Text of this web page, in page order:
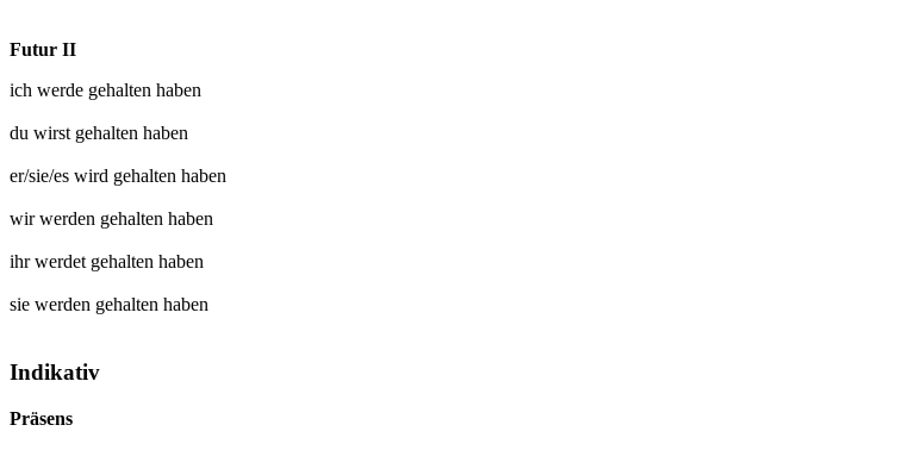
Futur II
ich werde gehalten haben
du wirst gehalten haben
er/sie/es wird gehalten haben
wir werden gehalten haben
ihr werdet gehalten haben
sie werden gehalten haben
Indikativ
Präsens